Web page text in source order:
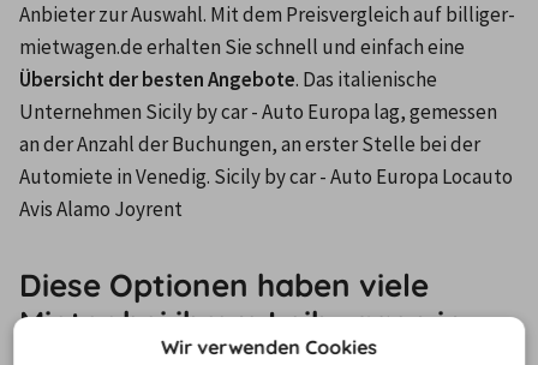
Anbieter zur Auswahl. Mit dem Preisvergleich auf billiger-
Übersicht der besten Angebote. Das italienische
Unternehmen Sicily by car - Auto Europa lag, gemessen
an der Anzahl der Buchungen, an erster Stelle bei der
Automiete in Venedig. Sicily by car - Auto Europa Locauto
Avis Alamo Joyrent
Diese Optionen haben viele
Mieter bei ihrem Leihwagen in
Wir verwenden Cookies